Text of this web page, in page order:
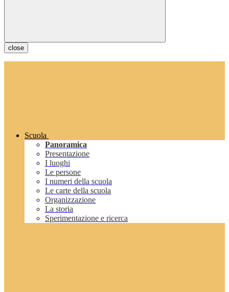
close
Scuola
Panoramica
Presentazione
I luoghi
Le persone
I numeri della scuola
Le carte della scuola
Organizzazione
La storia
Sperimentazione e ricerca